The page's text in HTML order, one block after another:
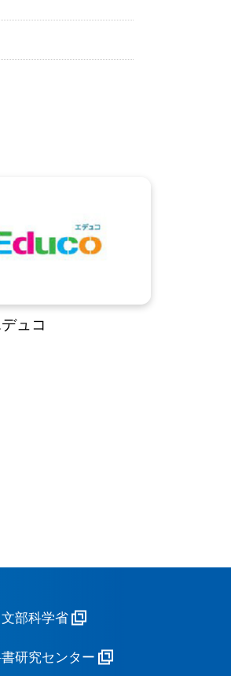
ュコ
文部科学省
研究センター